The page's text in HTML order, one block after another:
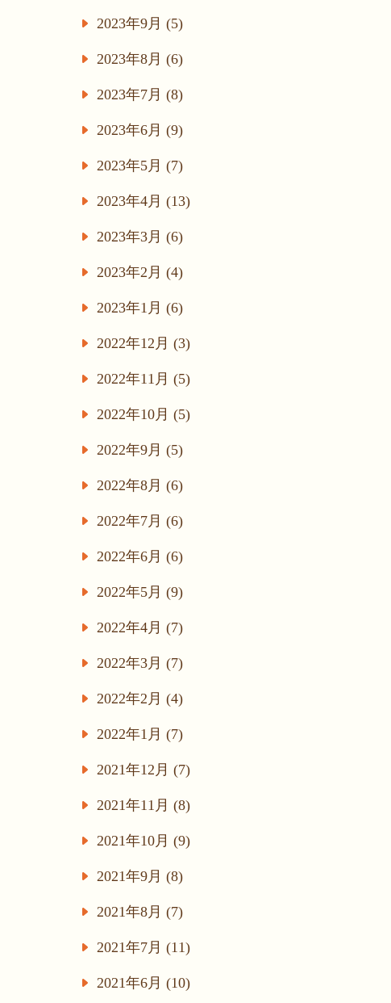
2023年9月 (5)
2023年8月 (6)
2023年7月 (8)
2023年6月 (9)
2023年5月 (7)
2023年4月 (13)
2023年3月 (6)
2023年2月 (4)
2023年1月 (6)
2022年12月 (3)
2022年11月 (5)
2022年10月 (5)
2022年9月 (5)
2022年8月 (6)
2022年7月 (6)
2022年6月 (6)
2022年5月 (9)
2022年4月 (7)
2022年3月 (7)
2022年2月 (4)
2022年1月 (7)
2021年12月 (7)
2021年11月 (8)
2021年10月 (9)
2021年9月 (8)
2021年8月 (7)
2021年7月 (11)
2021年6月 (10)